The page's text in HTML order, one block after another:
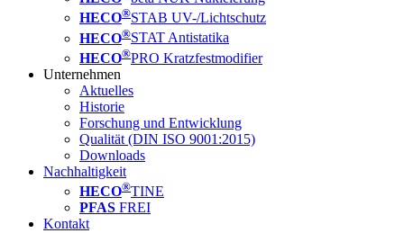
HECO®STAB UV-/Lichtschutz
HECO®STAT Antistatika
HECO®PRO Kratzfestmodifier
Unternehmen
Aktuelles
Historie
Forschung und Entwicklung
Qualität (DIN ISO 9001:2015)
Downloads
Nachhaltigkeit
HECO®TINE
PFAS FREI
Kontakt